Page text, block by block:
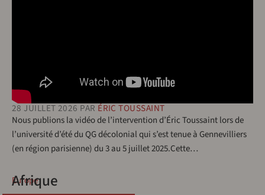
28 JUILLET 2026 PAR ÉRIC TOUSSAINT
Nous publions la vidéo de l’intervention d’Éric Toussaint lors de
l’université d’été du QG décolonial qui s’est tenue à Gennevilliers
(en région parisienne) du 3 au 5 juillet 2025.Cette…
Europe
Afrique